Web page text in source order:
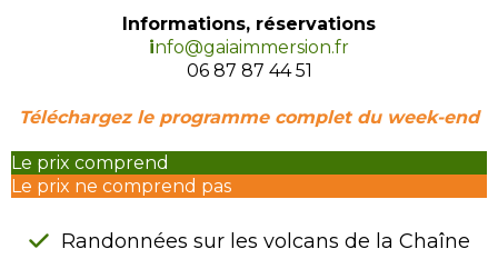
Informations, réservations
info@gaiaimmersion.fr
06 87 87 44 51
Téléchargez le programme complet du week-end
Le prix comprend
Le prix ne comprend pas
Randonnées sur les volcans de la Chaîne